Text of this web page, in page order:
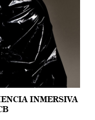
INMERSIVA